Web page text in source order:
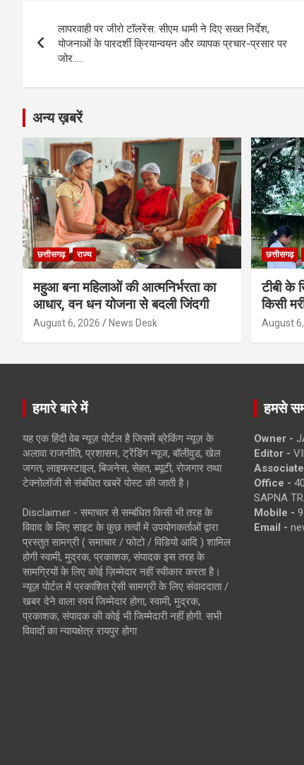
o
o
k
g
er
A
p
a
m
n
k
navigation
लापरवाही पर जीरो टॉलरेंस: सीएम धामी ने दिए सख्त निर्देश,
योजनाओं के पारदर्शी क्रियान्वयन और व्यापक प्रचार-प्रसार पर
जोर…..
अन्य ख़बरें
छत्तीसगढ़ राज्य
महुआ बना महिलाओं की आत्मनिर्भरता का
आधार, वन धन योजना से बदली जिंदगी
August 6, 2026 News Desk
छत्तीसगढ़
टीबी के
किसी
August
हमारे बारे में
यह एक हिंदी वेब न्यूज़ पोर्टल है जिसमें ब्रेकिंग न्यूज़ के
अलावा राजनीति, प्रशासन, ट्रेंडिंग न्यूज, बॉलीवुड, खेल
जगत, लाइफस्टाइल, बिजनेस, सेहत, ब्यूटी, रोजगार तथा
टेक्नोलॉजी से संबंधित खबरें पोस्ट की जाती है।
Disclaimer - समाचार से सम्बंधित किसी भी तरह के
विवाद के लिए साइट के कुछ तत्वों में उपयोगकर्ताओं द्वारा
प्रस्तुत सामग्री ( समाचार / फोटो / विडियो आदि ) शामिल
होगी स्वामी, मुद्रक, प्रकाशक, संपादक इस तरह के
सामग्रियों के लिए कोई ज़िम्मेदार नहीं स्वीकार करता है।
न्यूज़ पोर्टल में प्रकाशित ऐसी सामग्री के लिए संवाददाता /
खबर देने वाला स्वयं जिम्मेदार होगा, स्वामी, मुद्रक,
प्रकाशक, संपादक की कोई भी जिम्मेदारी नहीं होगी. सभी
विवादों का न्यायक्षेत्र रायपुर होगा
हमसे
Owner -
Editor -
Office -
SAPNA
Mobile -
Email -